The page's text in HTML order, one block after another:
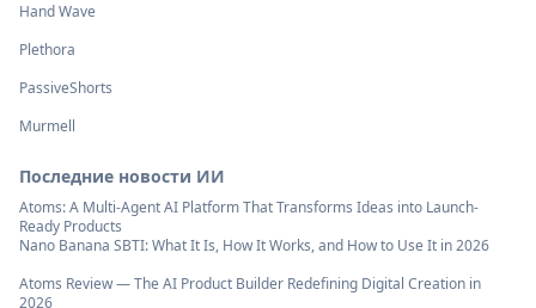
Hand Wave
Plethora
PassiveShorts
Murmell
Последние новости ИИ
Atoms: A Multi-Agent AI Platform That Transforms Ideas into Launch-
Ready Products
Nano Banana SBTI: What It Is, How It Works, and How to Use It in 2026
Atoms Review — The AI Product Builder Redefining Digital Creation in
2026